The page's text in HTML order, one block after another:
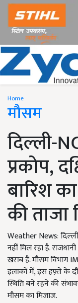
Home
मौसम
दिल्ली-
प्रकोप,
बारिश
की ताजा
Weather News:
नहीं मिल रहा है.
खराब है. मौसम विभाग
इलाकों में, इस हफ़्ते के
स्थिति बने रहने की
मौसम का मिजाज.